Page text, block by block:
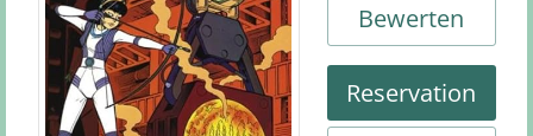
Bewerten
Reservation